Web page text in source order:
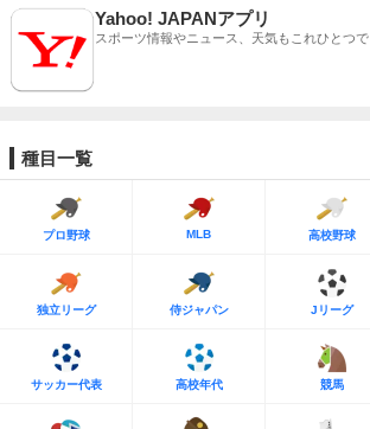
Yahoo! JAPANアプリ
スポーツ情報やニュース、天気もこれひとつで
種目一覧
プロ野球 MLB 高校野球
独立リーグ 侍ジャパン Jリーグ
サッカー代表 高校年代 競馬